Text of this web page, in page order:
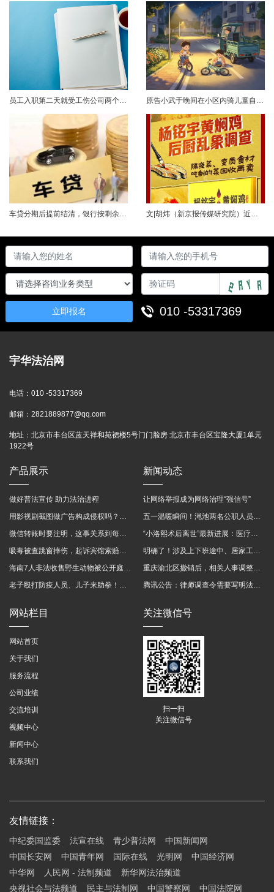
员工入职第二天就受工伤公司两个月后才办理参保这样的“补救”管用吗？案情简介2023年2月初，孔某入职A公司，次日便受工伤，在医院接受治疗至6月底。经鉴定，孔某为十级伤残。2023年6月初，人社部门对孔某作出《认定工伤决定书》。随后孔某提起劳动仲裁，请求用人单位支付一次性伤残补助金。仲裁认为，用人单位已为劳动者购买工伤保险，劳动者要求支付一次性伤残补助金的仲裁请求应当向社保基金管理局申请，故仲裁不予...... 原告小武于晚间在小区内骑儿童自行车与被告常某驾驶的电动三轮车发生碰撞，致使小武受伤且自行车损坏。事发后，小武及其法定代理人与被告多次协商未果，遂诉至法院请求得到赔偿。菏泽经济开发区人民法院经审理后认为，被告常某驾驶电动三轮车，与骑儿童自行车的小武在小区内主干道发生碰撞一案事实清楚。小武作为一名年仅7岁的未成年人，骑儿童自行车由小道汇入主路时车速较快，致使在主路行驶的常某躲闪不及，并且事故发生时小武......
立即报名 010 -53317369
宇华法治网
电话： 010 -53317369
邮箱： 2821889877@qq.com
地址： 北京市丰台区蓝天祥和苑裙楼5号门门脸房 北京市丰台区宝隆大厦1单元
1922号
产品展示
做好普法宣传 助力法治进程
用影视剧截图做广告构成侵权吗？法院这样判
微信转账时要注明，这事关系到每个人……
吸毒被查跳窗摔伤，起诉宾馆索赔，法院这样判！
海南7人非法收售野生动物被公开庭审 涉案金额2100多万
老子殴打防疫人员、儿子来助拳！均被判刑
新闻动态
让网络举报成为网络治理“强信号”
五一温暖瞬间！渑池两名公职人员，路遇车祸挺身而出
“小洛熙术后离世”最新进展：医疗事故鉴定已启动
明确了！涉及上下班途中、居家工作等，这些情形可认定工伤→
重庆渝北区撤销后，相关人事调整再披露
腾讯公告：律师调查令需要写明法官手机号，2025年12月31日后施行
网站栏目
网站首页
关于我们
服务流程
公司业绩
交流培训
视频中心
新闻中心
联系我们
关注微信号
扫一扫
关注微信号
友情链接：
中纪委国监委 法宣在线 青少普法网
中国新闻网
中国长安网
中国青年网 国际在线 光明网
中国经济网
中华网
人民网 - 法制频道
新华网法治频道
央视社会与法频道
民主与法制网 中国警察网 中国法院网